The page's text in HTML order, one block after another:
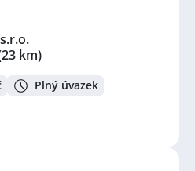
km)
Plný úvazek